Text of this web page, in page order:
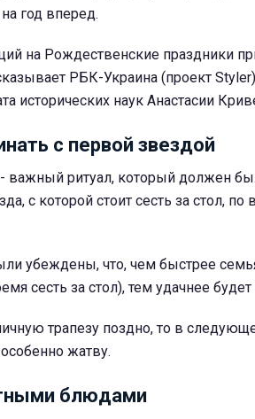
год вперед.
на Рождественские праздники
РБК-Украина (проект
исторических наук Анастасии
с первой звездой
важный ритуал, который должен
с которой стоит сесть за стол,
убеждены, что, чем быстрее
сесть за стол), тем удачнее
трапезу поздно, то в
жатву.
блюдами